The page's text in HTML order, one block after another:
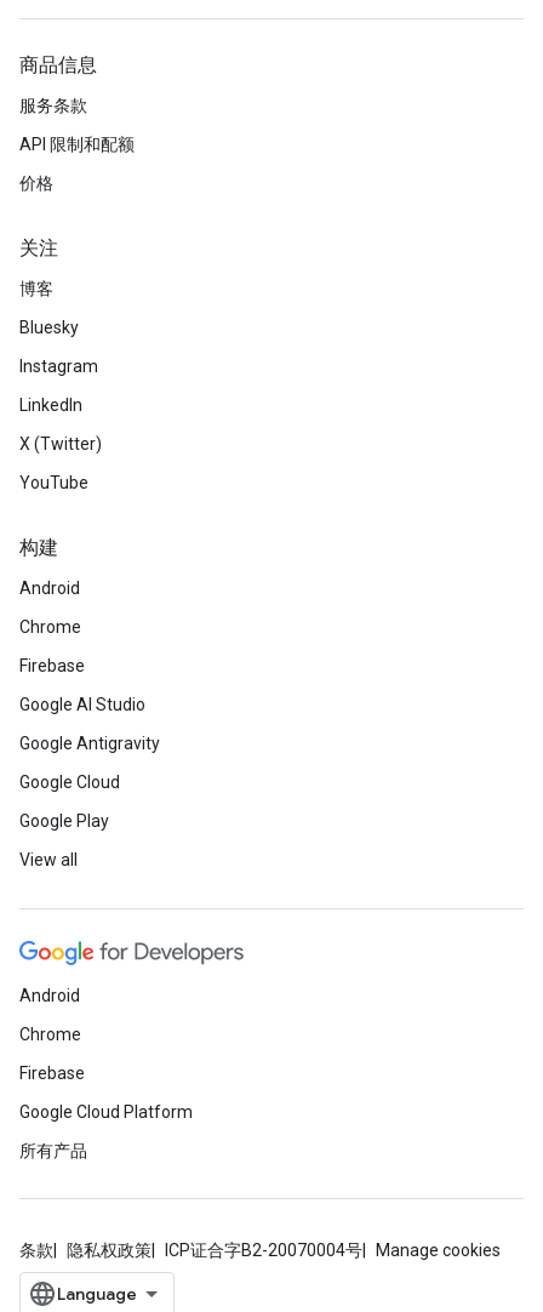
商品信息
服务条款
API 限制和配额
价格
关注
博客
Bluesky
Instagram
LinkedIn
X (Twitter)
YouTube
构建
Android
Chrome
Firebase
Google AI Studio
Google Antigravity
Google Cloud
Google Play
View all
Android
Chrome
Firebase
Google Cloud Platform
所有产品
条款 隐私权政策 ICP证合字B2-20070004号 Manage cookies